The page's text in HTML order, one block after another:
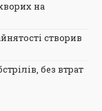
на
створив
без втрат